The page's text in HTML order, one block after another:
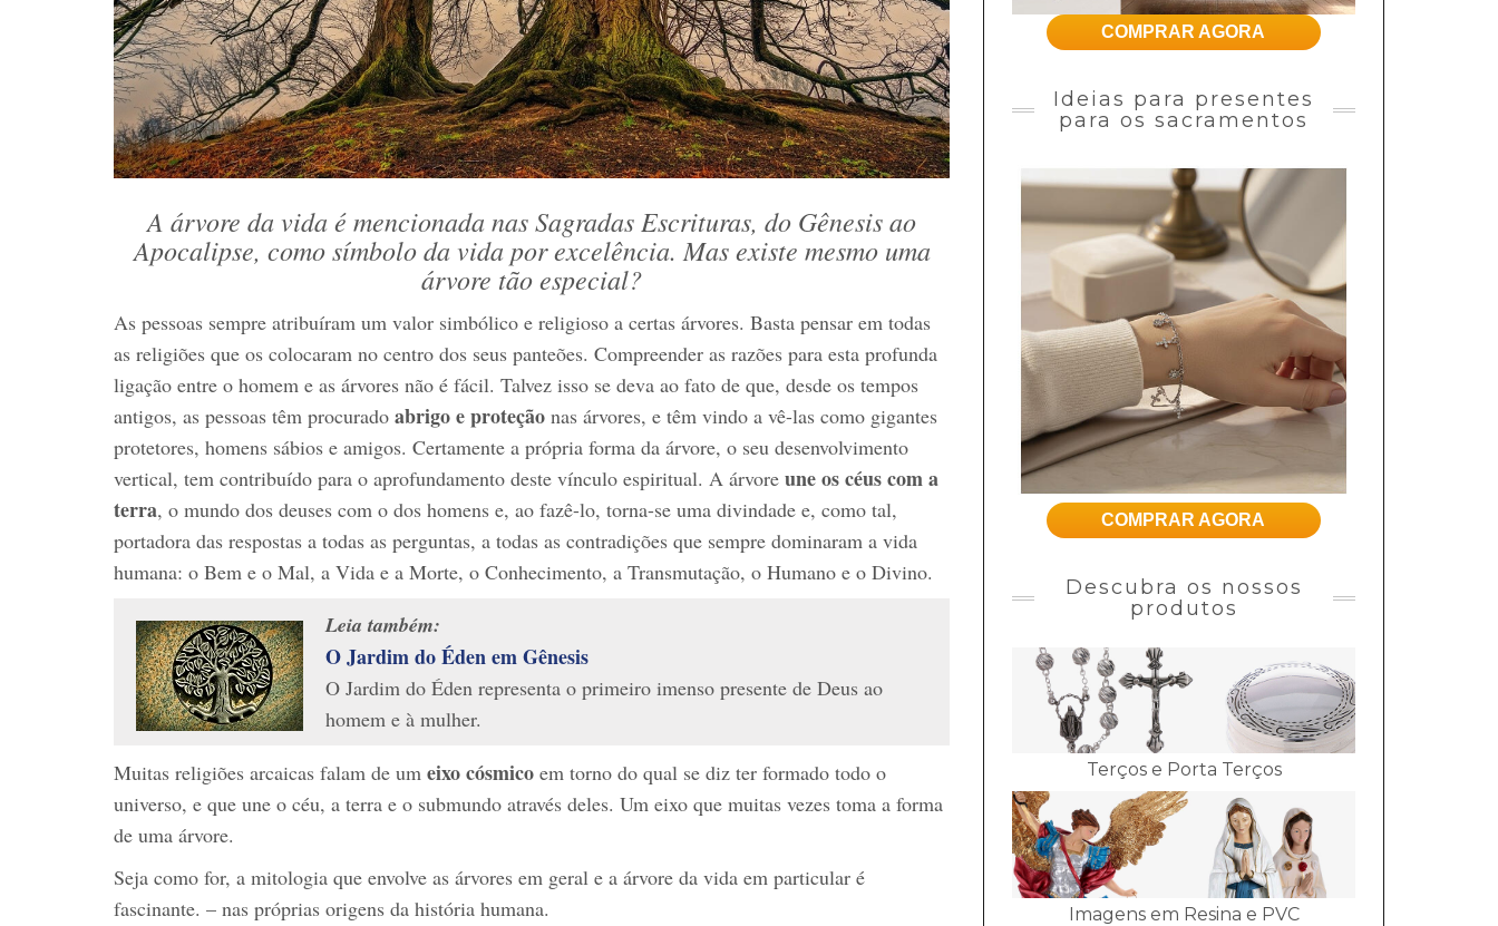
A árvore da vida é mencionada nas Sagradas Escrituras, do Gênesis ao
Apocalipse, como símbolo da vida por excelência. Mas existe mesmo uma
árvore tão especial?
As pessoas sempre atribuíram um valor simbólico e religioso a certas árvores. Basta pensar em todas
as religiões que os colocaram no centro dos seus panteões. Compreender as razões para esta profunda
ligação entre o homem e as árvores não é fácil. Talvez isso se deva ao fato de que, desde os tempos
antigos, as pessoas têm procurado abrigo e proteção nas árvores, e têm vindo a vê-las como gigantes
protetores, homens sábios e amigos. Certamente a própria forma da árvore, o seu desenvolvimento
vertical, tem contribuído para o aprofundamento deste vínculo espiritual. A árvore une os céus com a
terra, o mundo dos deuses com o dos homens e, ao fazê-lo, torna-se uma divindade e, como tal,
portadora das respostas a todas as perguntas, a todas as contradições que sempre dominaram a vida
humana: o Bem e o Mal, a Vida e a Morte, o Conhecimento, a Transmutação, o Humano e o Divino.
Leia também:
O Jardim do Éden em Gênesis​
O Jardim do Éden representa o primeiro imenso presente de Deus ao
homem e à mulher.
Muitas religiões arcaicas falam de um eixo cósmico em torno do qual se diz ter formado todo o
universo, e que une o céu, a terra e o submundo através deles. Um eixo que muitas vezes toma a forma
de uma árvore.
Seja como for, a mitologia que envolve as árvores em geral e a árvore da vida em particular é
fascinante. – nas próprias origens da história humana.
COMPRAR AGORA
Ideias para presentes
para os sacramentos
COMPRAR AGORA
Descubra os nossos
produtos
Terços e Porta Terços
Imagens em Resina e PVC